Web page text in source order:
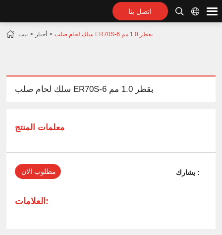
اتصل بنا
بيت أخبار سلك لحام صلب ER70S-6 بقطر 1.0 مم
سلك لحام صلب ER70S-6 بقطر 1.0 مم
معلمات المنتج
مطلوب الان يشارك :
العلامات: